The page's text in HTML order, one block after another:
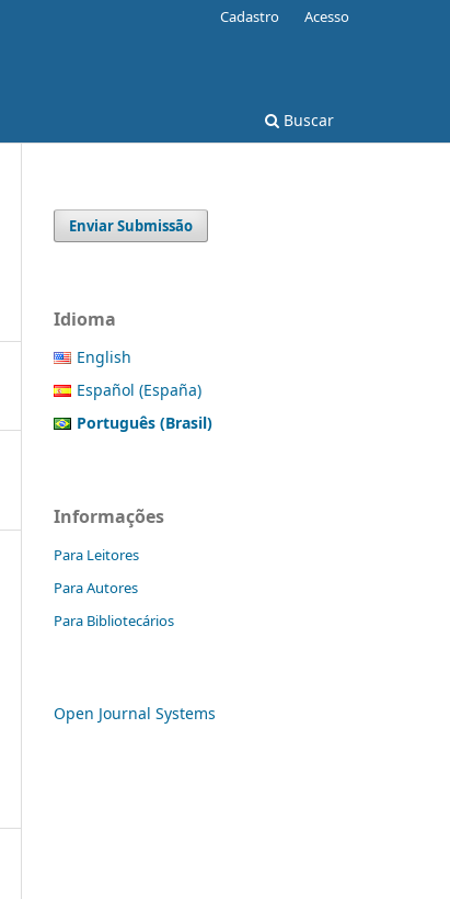
Buscar
Cadastro Acesso
Enviar Submissão
Idioma
English
Español (España)
Português (Brasil)
Informações
Para Leitores
Para Autores
Para Bibliotecários
Open Journal Systems